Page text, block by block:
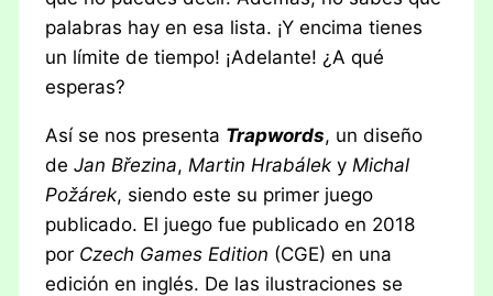
palabras hay en esa lista. ¡Y encima tienes
un límite de tiempo! ¡Adelante! ¿A qué
esperas?
Así se nos presenta Trapwords, un diseño
deJan Březina, Martin Hrabálek y Michal
Požárek, siendo este su primer juego
publicado. El juego fue publicado en 2018
por Czech Games Edition (CGE) en una
edición en inglés. De las ilustraciones se